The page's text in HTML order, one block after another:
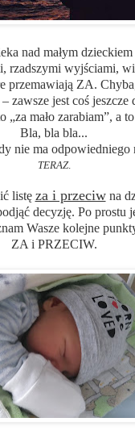
nad małym
rzadszymi wyjściami,
przemawiają ZA.
zawsze jest coś jeszcze
„za mało zarabiam”, a
Bla, bla bla...
nie ma odpowiedniego
TERAZ.
listę za i przeciwna
decyzję. Po prostu
Wasze kolejne
ZA i PRZECIW.